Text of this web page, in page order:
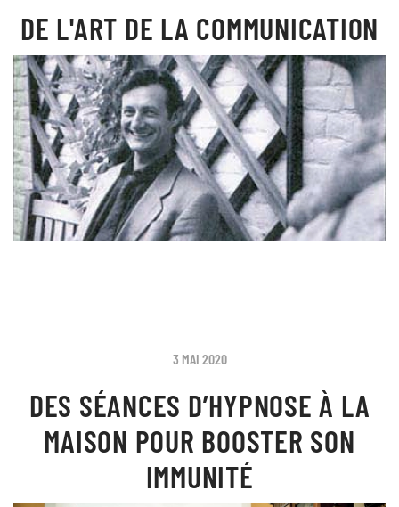
DE L'ART DE LA COMMUNICATION
3 MAI 2020
DES SÉANCES D’HYPNOSE À LA
MAISON POUR BOOSTER SON
IMMUNITÉ